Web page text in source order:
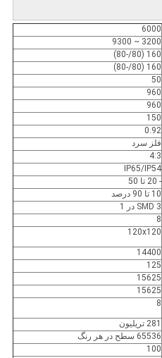
6000
3200 ~ 9300
160 (80/-80)
160 (80/-80)
50
960
960
150
0.92
فلز سرد
4:3
IP65/IP54
- 20 تا 50
10 تا 90 درصد
SMD 3 در 1
8
120x120
14400
125
15625
15625
8
281 تریلیون
65536 سطح در هر رنگ
100